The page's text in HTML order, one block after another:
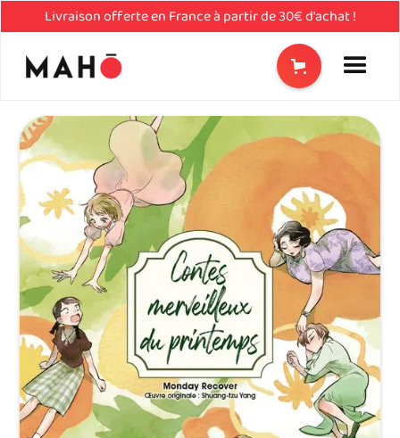
Livraison offerte en France à partir de 30€ d'achat !